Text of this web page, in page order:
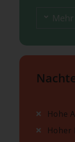
Hohe
Hoher